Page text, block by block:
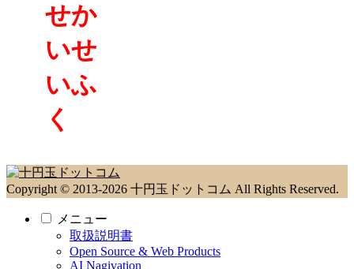
せか
いせ
いふ
く
Copyright © 2013-2026 十円玉ドットコム All Rights Reserved.
メニュー
取扱説明書
Open Source & Web Products
AI Nagivation